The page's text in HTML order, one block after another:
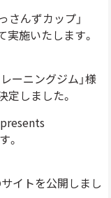
さんずカップ」
実施いたします。
ーニングジム」様
しました。
。
イトを公開しまし